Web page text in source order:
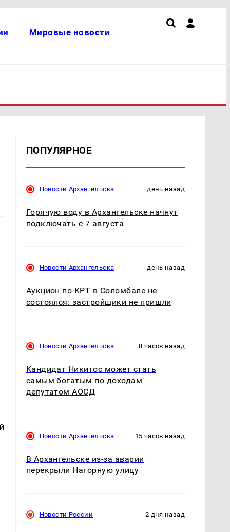
Мировые новости
ПОПУЛЯРНОЕ
Новости Архангельска день назад
Горячую воду в Архангельске начнут
подключать с 7 августа
Новости Архангельска день назад
Аукцион по КРТ в Соломбале не
состоялся: застройщики не пришли
Новости Архангельска 8 часов назад
Кандидат Никитос может стать
самым богатым по доходам
депутатом АОСД
Новости Архангельска 15 часов назад
В Архангельске из-за аварии
перекрыли Нагорную улицу
Новости России 2 дня назад